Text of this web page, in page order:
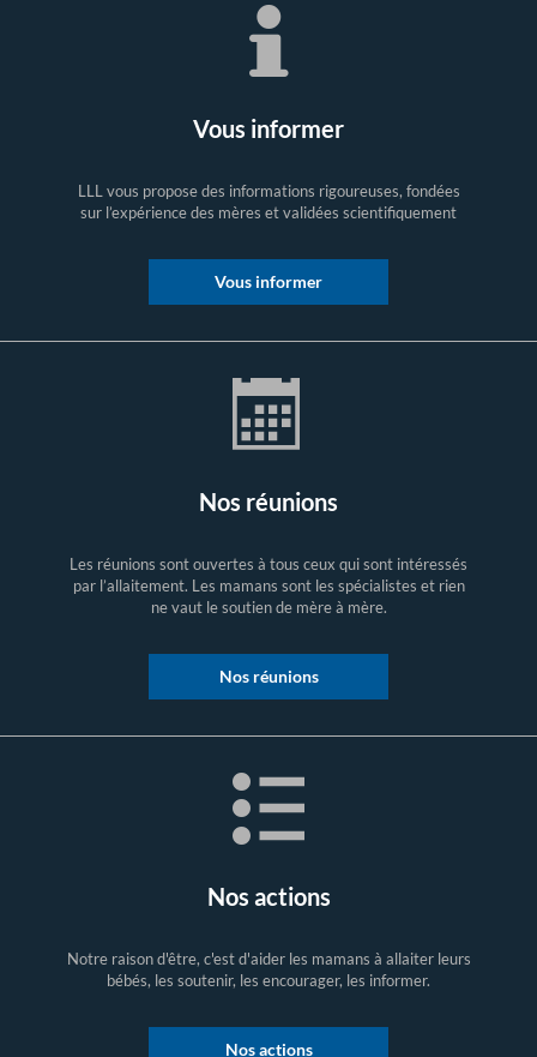
Vous informer
LLL vous propose des informations rigoureuses, fondées
sur l’expérience des mères et validées scientifiquement
Vous informer
Nos réunions
Les réunions sont ouvertes à tous ceux qui sont intéressés
par l’allaitement. Les mamans sont les spécialistes et rien
ne vaut le soutien de mère à mère.
Nos réunions
Nos actions
Notre raison d'être, c'est d'aider les mamans à allaiter leurs
bébés, les soutenir, les encourager, les informer.
Nos actions